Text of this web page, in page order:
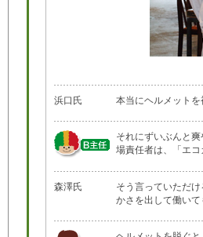
浜口氏 本当にヘルメット
それにずいぶんと
場責任者は、「エ
森澤氏
そう言っていただ
かさを出して働いて